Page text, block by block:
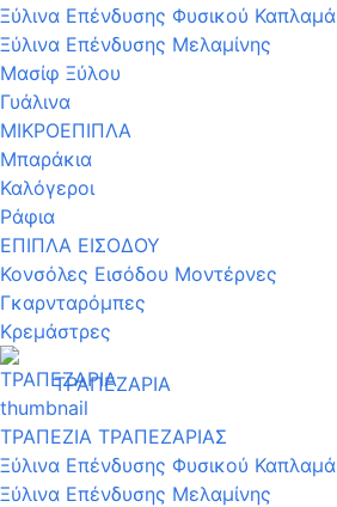
Ξύλινα Επένδυσης Φυσικού Καπλαμά
Ξύλινα Επένδυσης Μελαμίνης
Μασίφ Ξύλου
Γυάλινα
ΜΙΚΡΟΕΠΙΠΛΑ
Μπαράκια
Καλόγεροι
Ράφια
ΕΠΙΠΛΑ ΕΙΣΟΔΟΥ
Κονσόλες Εισόδου Μοντέρνες
Γκαρνταρόμπες
Κρεμάστρες
ΤΡΑΠΕΖΑΡΙΑ
ΤΡΑΠΕΖΙΑ ΤΡΑΠΕΖΑΡΙΑΣ
Ξύλινα Επένδυσης Φυσικού Καπλαμά
Ξύλινα Επένδυσης Μελαμίνης